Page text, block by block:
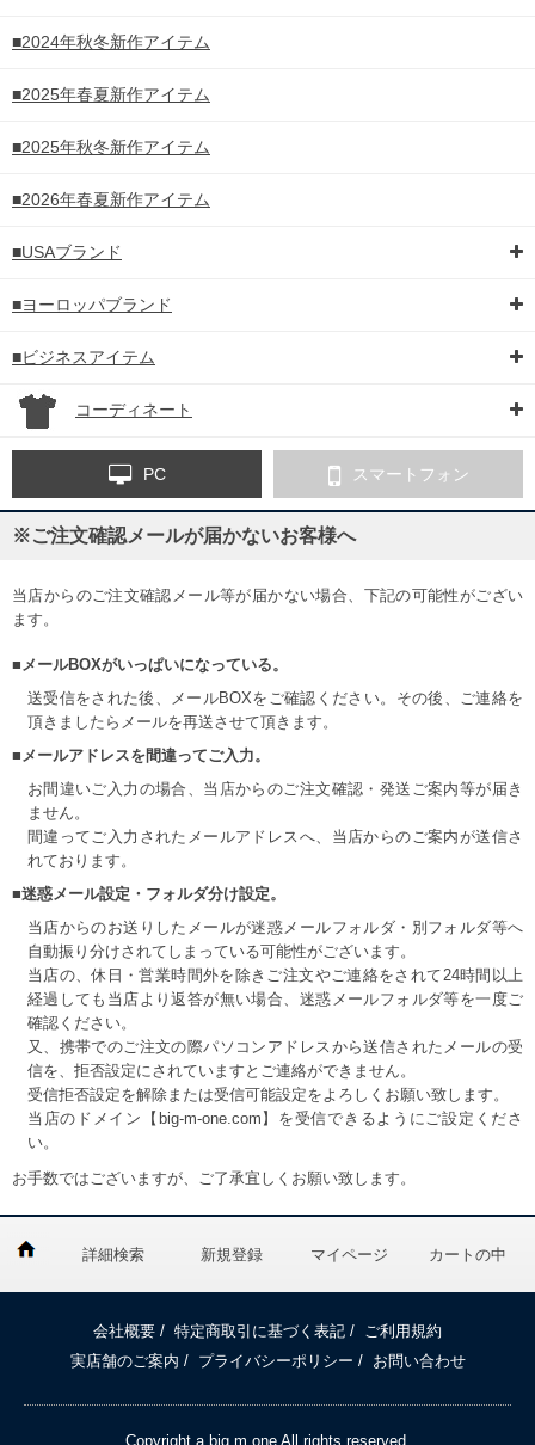
■2024年秋冬新作アイテム
■2025年春夏新作アイテム
■2025年秋冬新作アイテム
■2026年春夏新作アイテム
■USAブランド
■ヨーロッパブランド
■ビジネスアイテム
コーディネート
PC スマートフォン
※ご注文確認メールが届かないお客様へ
当店からのご注文確認メール等が届かない場合、下記の可能性がござい
ます。
■メールBOXがいっぱいになっている。
送受信をされた後、メールBOXをご確認ください。その後、ご連絡を
頂きましたらメールを再送させて頂きます。
■メールアドレスを間違ってご入力。
お間違いご入力の場合、当店からのご注文確認・発送ご案内等が届き
ません。
間違ってご入力されたメールアドレスへ、当店からのご案内が送信さ
れております。
■迷惑メール設定・フォルダ分け設定。
当店からのお送りしたメールが迷惑メールフォルダ・別フォルダ等へ
自動振り分けされてしまっている可能性がございます。
当店の、休日・営業時間外を除きご注文やご連絡をされて24時間以上
経過しても当店より返答が無い場合、迷惑メールフォルダ等を一度ご
確認ください。
又、携帯でのご注文の際パソコンアドレスから送信されたメールの受
信を、拒否設定にされていますとご連絡ができません。
受信拒否設定を解除または受信可能設定をよろしくお願い致します。
当店のドメイン【big-m-one.com】を受信できるようにご設定くださ
い。
お手数ではございますが、ご了承宜しくお願い致します。
詳細検索 新規登録 マイページ カートの中
会社概要 / 特定商取引に基づく表記 /
ご利用規約
実店舗のご案内 / プライバシーポリシー / お問い合わせ
Copyright a big m one All rights reserved.